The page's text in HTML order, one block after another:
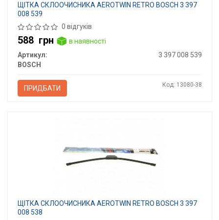
ЩІТКА СКЛООЧИСНИКА AEROTWIN RETRO BOSCH 3 397
008 539
0 відгуків
588 грн
в наявності
Артикул:
3 397 008 539
BOSCH
ПРИДБАТИ Код: 13080-38
ЩІТКА СКЛООЧИСНИКА AEROTWIN RETRO BOSCH 3 397
008 538